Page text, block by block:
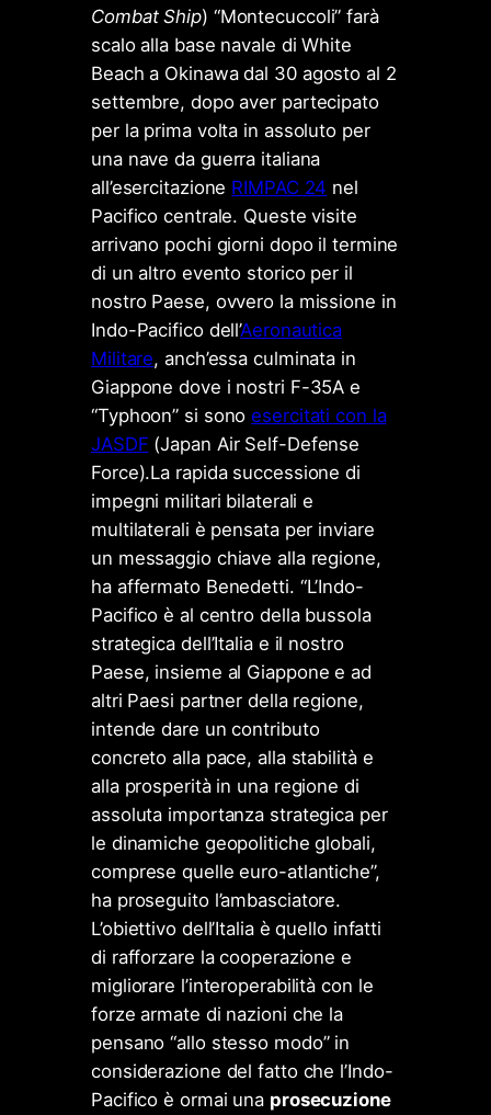
Combat Ship) “Montecuccoli” farà
scalo alla base navale di White
Beach a Okinawa dal 30 agosto al 2
settembre, dopo aver partecipato
per la prima volta in assoluto per
una nave da guerra italiana
all’esercitazione RIMPAC 24 nel
Pacifico centrale. Queste visite
arrivano pochi giorni dopo il termine
di un altro evento storico per il
nostro Paese, ovvero la missione in
Indo-Pacifico dell’Aeronautica
Militare, anch’essa culminata in
Giappone dove i nostri F-35A e
“Typhoon” si sonoesercitati con la
JASDF (Japan Air Self-Defense
Force).La rapida successione di
impegni militari bilaterali e
multilaterali è pensata per inviare
un messaggio chiave alla regione,
ha affermato Benedetti. “L’Indo-
Pacifico è al centro della bussola
strategica dell’Italia e il nostro
Paese, insieme al Giappone e ad
altri Paesi partner della regione,
intende dare un contributo
concreto alla pace, alla stabilità e
alla prosperità in una regione di
assoluta importanza strategica per
le dinamiche geopolitiche globali,
comprese quelle euro-atlantiche”,
ha proseguito l’ambasciatore.
L’obiettivo dell’Italia è quello infatti
di rafforzare la cooperazione e
migliorare l’interoperabilità con le
forze armate di nazioni che la
pensano “allo stesso modo” in
considerazione del fatto che l’Indo-
Pacifico è ormai una prosecuzione